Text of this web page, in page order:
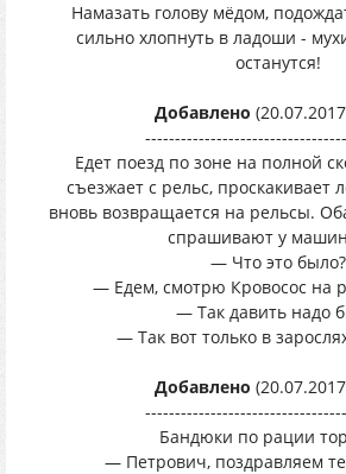
Намазать голову мёдом,
сильно хлопнуть в ладоши -
останутся!
Добавлено
Едет поезд по зоне на полной
съезжает с рельс, проскакивает
вновь возвращается на рельсы.
спрашивают у
— Что это было?
— Едем, смотрю Кровосос на
— Так давить надо
— Так вот только в
Добавлено
Бандюки по рации
— Петрович, поздравляем